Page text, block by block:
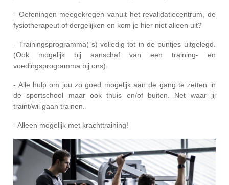
- Oefeningen meegekregen vanuit het revalidatiecentrum, de
fysiotherapeut of dergelijken en kom je hier niet alleen uit?
- Trainingsprogramma(`s) volledig tot in de puntjes uitgelegd.
(Ook mogelijk bij aanschaf van een training- en
voedingsprogramma bij ons).
- Alle hulp om jou zo goed mogelijk aan de gang te zetten in
de sportschool maar ook thuis en/of buiten. Net waar jij
traint/wil gaan trainen.
- Alleen mogelijk met krachttraining!